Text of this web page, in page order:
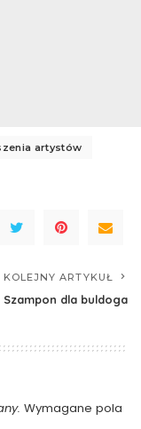
artystów
KOLEJNY ARTYKUŁ
Szampon dla buldoga
Wymagane pola